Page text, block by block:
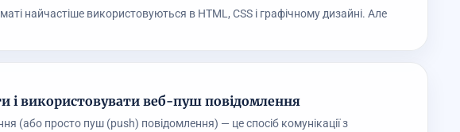
найчастіше використовуються в HTML, CSS і графічному дизайні. Але
і використовувати веб-пуш повідомлення
(або просто пуш (push) повідомлення) — це спосіб комунікації з